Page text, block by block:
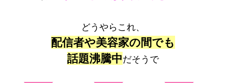
どうやらこれ、
配信者や美容家の間でも
話題沸騰中だそうで